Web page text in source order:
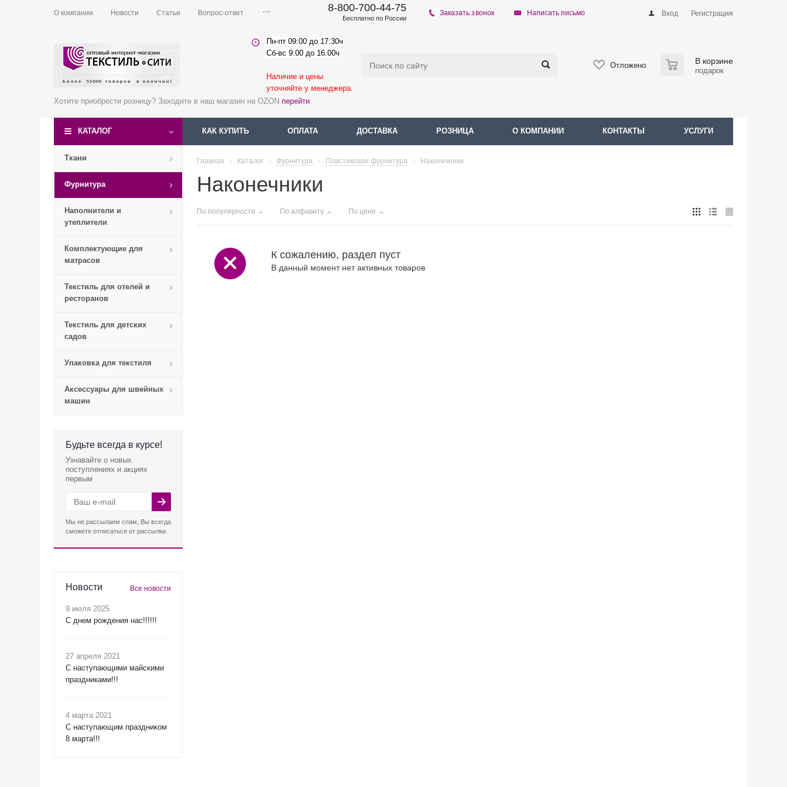
О компании Новости Статьи Вопрос-ответ ... 8-800-700-44-75
Бесплатно по России
Заказать звонок Написать письмо Вход Регистрация
Пн-пт 09:00 до 17:30ч
Сб-вс 9:00 до 16:00ч
Наличие и цены
уточняйте у менеджера.
Отложено В корзине
подарок
Хотите приобрести розницу? Заходите в наш магазин на OZON перейти
КАТАЛОГ КАК КУПИТЬ ОПЛАТА ДОСТАВКА РОЗНИЦА О КОМПАНИИ КОНТАКТЫ УСЛУГИ
Ткани
Фурнитура
Наполнители и
утеплители
Комплектующие для
матрасов
Текстиль для отелей и
ресторанов
Текстиль для детских
садов
Упаковка для текстиля
Аксессуары для швейных
машин
Будьте всегда в курсе!
Узнавайте о новых
поступлениях и акциях
первым
Мы не рассылаем спам, Вы всегда
сможете отписаться от рассылки.
Новости Все новости
9 июля 2025
С днем рождения нас!!!!!!
27 апреля 2021
C наступающими майскими
праздниками!!!
4 марта 2021
C наступающим праздником
8 марта!!!
Главная - Каталог - Фурнитура - Пластиковая фурнитура - Наконечники
Наконечники
По популярности По алфавиту По цене
К сожалению, раздел пуст
В данный момент нет активных товаров